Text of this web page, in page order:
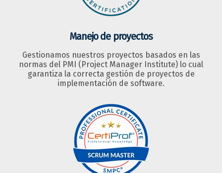
Manejo de proyectos
Gestionamos nuestros proyectos basados en las
normas del PMI (Project Manager Institute) lo cual
garantiza la correcta gestión de proyectos de
implementación de software.